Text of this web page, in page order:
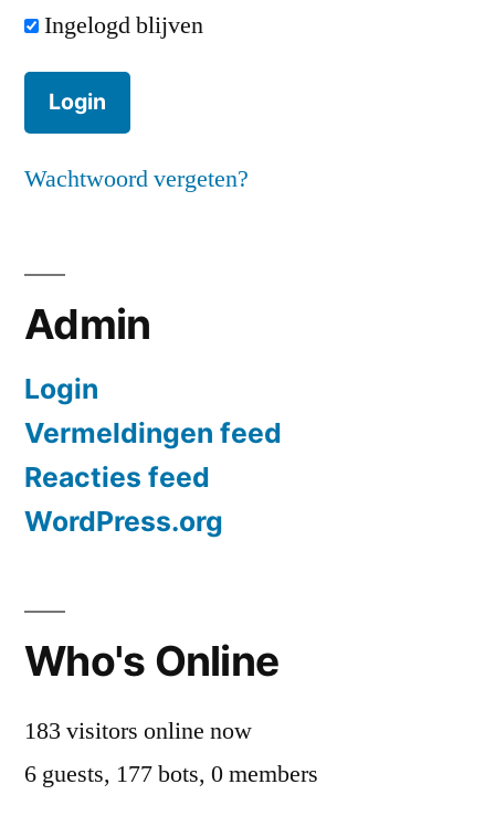
Ingelogd blijven
Wachtwoord vergeten?
Admin
Login
Vermeldingen feed
Reacties feed
WordPress.org
Who's Online
183 visitors online now
6 guests, 177 bots, 0 members